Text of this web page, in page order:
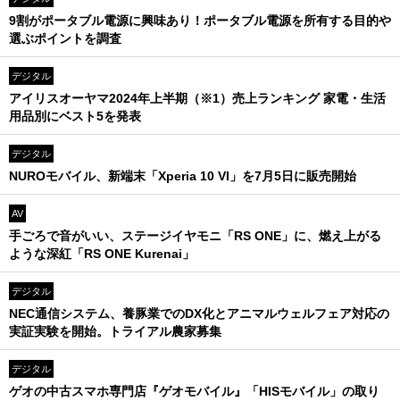
9割がポータブル電源に興味あり！ポータブル電源を所有する目的や
選ぶポイントを調査
デジタル
アイリスオーヤマ2024年上半期（※1）売上ランキング 家電・生活
用品別にベスト5を発表
デジタル
NUROモバイル、新端末「Xperia 10 VI」を7月5日に販売開始
AV
手ごろで音がいい、ステージイヤモニ「RS ONE」に、燃え上がる
ような深紅「RS ONE Kurenai」
デジタル
NEC通信システム、養豚業でのDX化とアニマルウェルフェア対応の
実証実験を開始。トライアル農家募集
デジタル
ゲオの中古スマホ専門店『ゲオモバイル』「HISモバイル」の取り